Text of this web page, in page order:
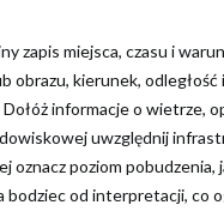
zapis miejsca, czasu i
obrazu, kierunek,
informacje o wietrze,
uwzględnij
oznacz poziom
bodziec od interpretacji, co